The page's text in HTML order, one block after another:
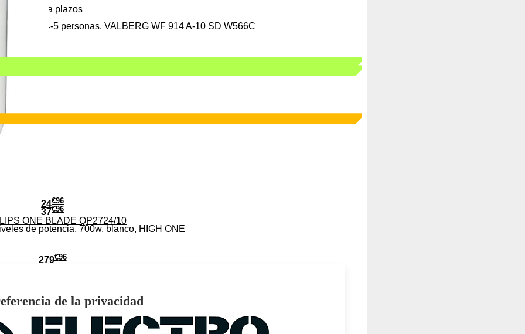
Pago a plazos
para 4-5 personas, VALBERG WF 914 A-10 SD W566C
37€96
de potencia, 700w, blanco, HIGH ONE
24€96
ONE BLADE QP2724/10
279€96
EL 4K Ultra HD con Sistema VIDAA WiFi HDMI
de la privacidad